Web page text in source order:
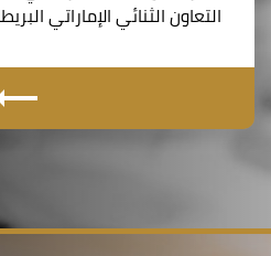
التعاون الثنائي الإماراتي